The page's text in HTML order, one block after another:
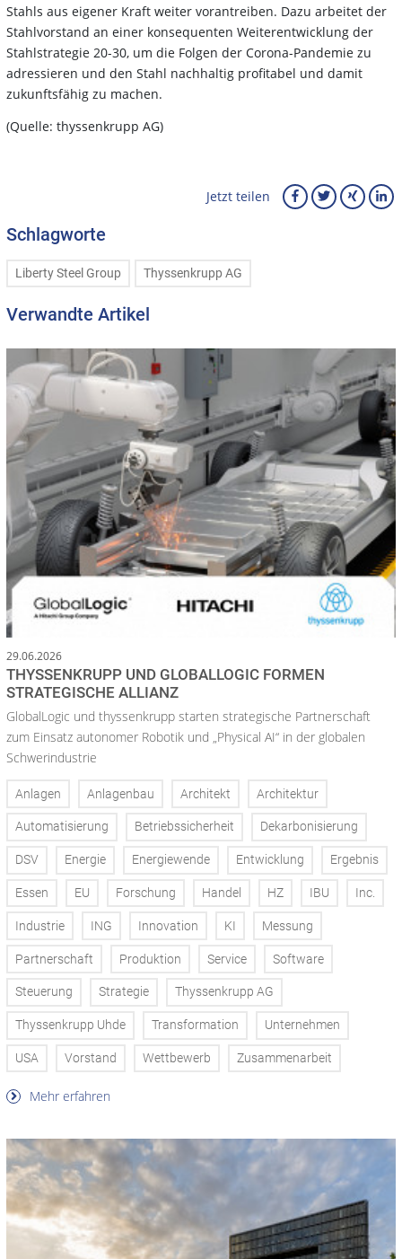
Stahls aus eigener Kraft weiter vorantreiben. Dazu arbeitet der
Stahlvorstand an einer konsequenten Weiterentwicklung der
Stahlstrategie 20-30, um die Folgen der Corona-Pandemie zu
adressieren und den Stahl nachhaltig profitabel und damit
zukunftsfähig zu machen.
(Quelle: thyssenkrupp AG)
Jetzt teilen
Schlagworte
Liberty Steel Group Thyssenkrupp AG
Verwandte Artikel
29.06.2026
THYSSENKRUPP UND GLOBALLOGIC FORMEN
STRATEGISCHE ALLIANZ
GlobalLogic und thyssenkrupp starten strategische Partnerschaft
zum Einsatz autonomer Robotik und „Physical AI“ in der globalen
Schwerindustrie
Anlagen Anlagenbau Architekt Architektur
Automatisierung Betriebssicherheit Dekarbonisierung
DSV Energie Energiewende Entwicklung Ergebnis
Essen EU Forschung Handel HZ IBU Inc.
Industrie ING Innovation KI Messung
Partnerschaft Produktion Service Software
Steuerung Strategie Thyssenkrupp AG
Thyssenkrupp Uhde Transformation Unternehmen
USA Vorstand Wettbewerb Zusammenarbeit
Mehr erfahren